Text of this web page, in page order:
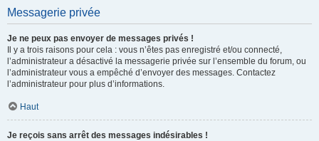
Messagerie privée
Je ne peux pas envoyer de messages privés !
Il y a trois raisons pour cela : vous n’êtes pas enregistré et/ou connecté,
l’administrateur a désactivé la messagerie privée sur l’ensemble du forum, ou
l’administrateur vous a empêché d’envoyer des messages. Contactez
l’administrateur pour plus d’informations.
Haut
Je reçois sans arrêt des messages indésirables !